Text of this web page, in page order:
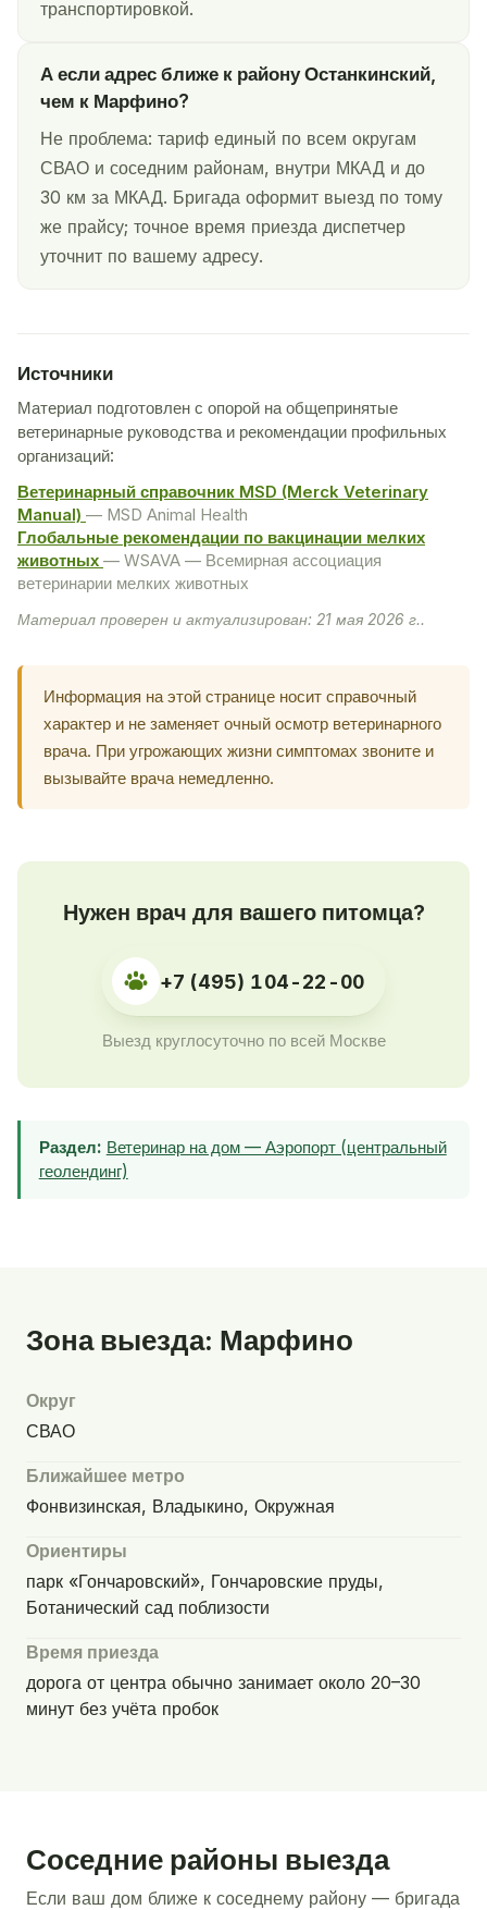
транспортировкой.
А если адрес ближе к району Останкинский,
чем к Марфино?
Не проблема: тариф единый по всем округам
СВАО и соседним районам, внутри МКАД и до
30 км за МКАД. Бригада оформит выезд по тому
же прайсу; точное время приезда диспетчер
уточнит по вашему адресу.
Источники
Материал подготовлен с опорой на общепринятые
ветеринарные руководства и рекомендации профильных
организаций:
Ветеринарный справочник MSD (Merck Veterinary
Manual) — MSD Animal Health
Глобальные рекомендации по вакцинации мелких
животных — WSAVA — Всемирная ассоциация
ветеринарии мелких животных
Материал проверен и актуализирован: 21 мая 2026 г..
Информация на этой странице носит справочный
характер и не заменяет очный осмотр ветеринарного
врача. При угрожающих жизни симптомах звоните и
вызывайте врача немедленно.
Нужен врач для вашего питомца?
+7 (495) 104-22-00
Выезд круглосуточно по всей Москве
Раздел: Ветеринар на дом — Аэропорт (центральный
геолендинг)
Зона выезда: Марфино
Округ
СВАО
Ближайшее метро
Фонвизинская, Владыкино, Окружная
Ориентиры
парк «Гончаровский», Гончаровские пруды,
Ботанический сад поблизости
Время приезда
дорога от центра обычно занимает около 20–30
минут без учёта пробок
Соседние районы выезда
Если ваш дом ближе к соседнему району — бригада